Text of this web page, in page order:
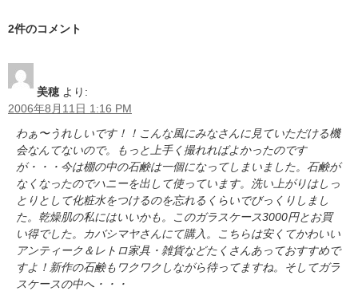
2件のコメント
美穂 より:
2006年8月11日 1:16 PM
わぁ〜うれしいです！！こんな風にみなさんに見ていただける機
会なんてないので。もっと上手く撮れればよかったのです
が・・・今は棚の中の石鹸は一個になってしまいました。石鹸が
なくなったのでハニーを出して使っています。洗い上がりはしっ
とりとして化粧水をつけるのを忘れるくらいでびっくりしまし
た。乾燥肌の私にはいいかも。このガラスケース3000円とお買
い得でした。カバシマヤさんにて購入。こちらは安くてかわいい
アンティーク＆レトロ家具・雑貨などたくさんあっておすすめで
すよ！新作の石鹸もワクワクしながら待ってますね。そしてガラ
スケースの中へ・・・